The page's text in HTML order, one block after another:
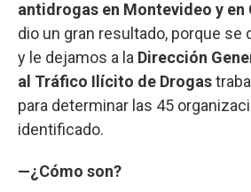
antidrogas en Montevideo y en
dio un gran resultado, porque se
y le dejamos a la Dirección
al Tráfico Ilícito de Drogas
para determinar las 45
identificado.
—¿Cómo son?